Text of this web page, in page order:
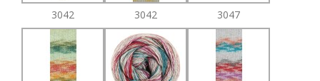
3042 3042 3047